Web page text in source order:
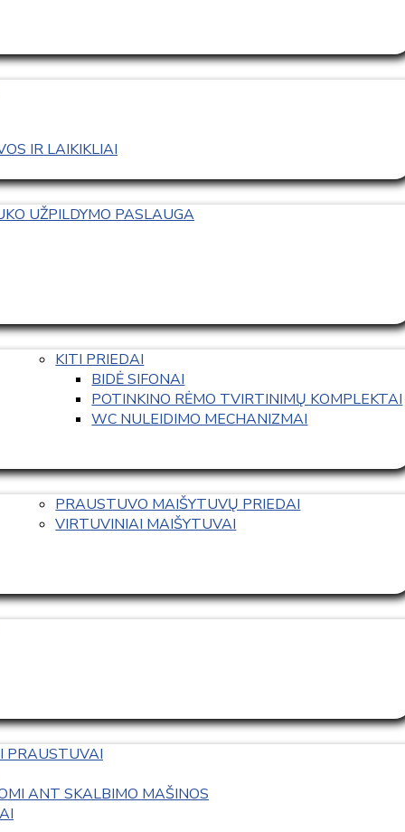
IR LAIKIKLIAI
UŽPILDYMO PASLAUGA
KITI PRIEDAI
BIDĖ SIFONAI
POTINKINO RĖMO TVIRTINIMŲ KOMPLEKTAI
WC NULEIDIMO MECHANIZMAI
PRAUSTUVO MAIŠYTUVŲ PRIEDAI
VIRTUVINIAI MAIŠYTUVAI
PRAUSTUVAI
ANT SKALBIMO MAŠINOS